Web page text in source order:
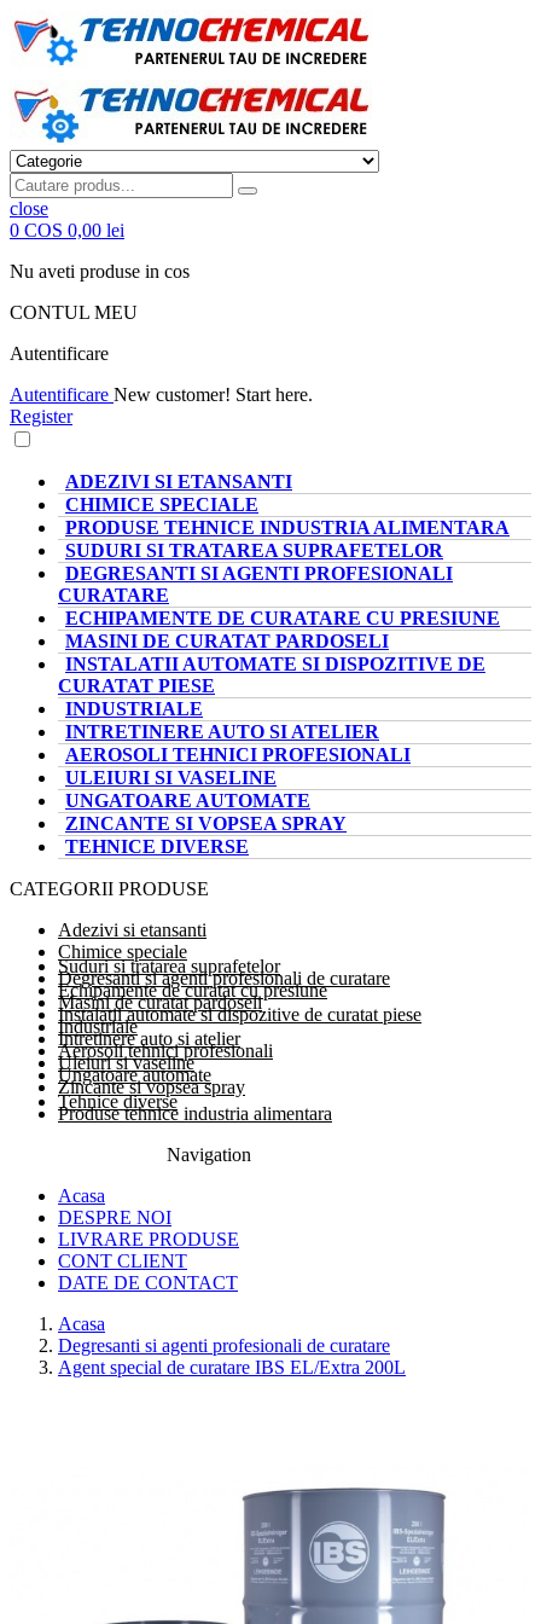
close
0 COS 0,00 lei
Nu aveti produse in cos
CONTUL MEU
Autentificare
Autentificare New customer! Start here.
Register
ADEZIVI SI ETANSANTI
CHIMICE SPECIALE
PRODUSE TEHNICE INDUSTRIA ALIMENTARA
SUDURI SI TRATAREA SUPRAFETELOR
DEGRESANTI SI AGENTI PROFESIONALI
CURATARE
ECHIPAMENTE DE CURATARE CU PRESIUNE
MASINI DE CURATAT PARDOSELI
INSTALATII AUTOMATE SI DISPOZITIVE DE
CURATAT PIESE
INDUSTRIALE
INTRETINERE AUTO SI ATELIER
AEROSOLI TEHNICI PROFESIONALI
ULEIURI SI VASELINE
UNGATOARE AUTOMATE
ZINCANTE SI VOPSEA SPRAY
TEHNICE DIVERSE
CATEGORII PRODUSE
Adezivi si etansanti
Chimice speciale
Suduri si tratarea suprafetelor
Degresanti si agenti profesionali de curatare
Echipamente de curatat cu presiune
Masini de curatat pardoseli
Instalatii automate si dispozitive de curatat piese
Industriale
Intretinere auto si atelier
Aerosoli tehnici profesionali
Uleiuri si vaseline
Ungatoare automate
Zincante si vopsea spray
Tehnice diverse
Produse tehnice industria alimentara
Navigation
Acasa
DESPRE NOI
LIVRARE PRODUSE
CONT CLIENT
DATE DE CONTACT
Acasa
Degresanti si agenti profesionali de curatare
Agent special de curatare IBS EL/Extra 200L